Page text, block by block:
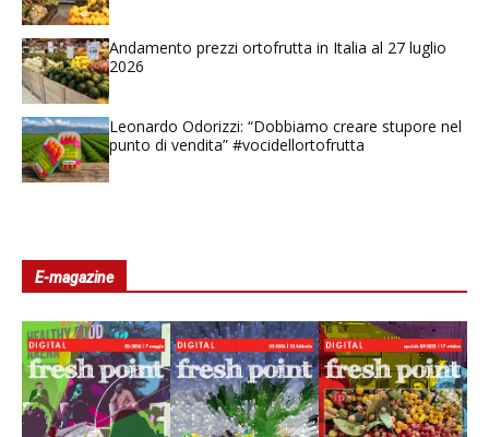
Andamento prezzi ortofrutta in Italia al 27 luglio
2026
Leonardo Odorizzi: “Dobbiamo creare stupore nel
punto di vendita” #vocidellortofrutta
E-magazine